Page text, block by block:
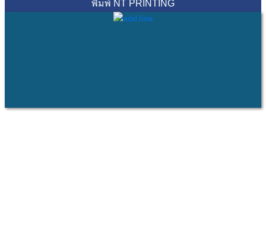
พิมพ์ NT PRINTING